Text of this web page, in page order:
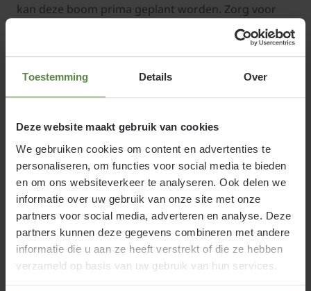
Toestemming Details Over
Deze website maakt gebruik van cookies
We gebruiken cookies om content en advertenties te
personaliseren, om functies voor social media te bieden
en om ons websiteverkeer te analyseren. Ook delen we
informatie over uw gebruik van onze site met onze
partners voor social media, adverteren en analyse. Deze
partners kunnen deze gegevens combineren met andere
informatie die u aan ze heeft verstrekt of die ze hebben
verzameld op basis van uw gebruik van hun services.
kan deze boom prima geplant worden. Zorg voor
aanplantgrond tijdens het aanplanten. Wanneer je
Acacia een snelle groei geven. Meng de
komt en gebruik dit mengsel om het plantgat
rondom de kluit mee aan te vullen.
Acaciabomen snoeien en verzorgen
De Bolacacia kan (maar hoeft niet) elk jaar worden
gesnoeid. Op deze manier kan de bolvormige kroon
klein gehouden worden, waardoor hij in elke tuin